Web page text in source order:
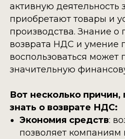
активную деятельность
приобретают товары и
производства. Знание о
возврата НДС и умение
воспользоваться может
значительную
Вот несколько
знать о возврате НДС:
Экономия средств:
позволяет компаниям